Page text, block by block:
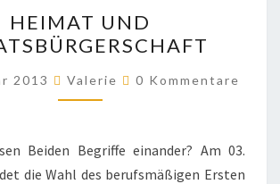
UND
STAATSBÜRGERSCHAFT
HEIMAT UND
2013 Valerie Kommentare
0 Kommentare
Beiden Begriffe einander? Am 03.
die Wahl des berufsmäßigen Ersten